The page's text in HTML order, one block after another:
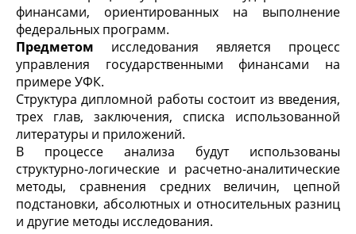
финансами, ориентированных на выполнение
федеральных программ.
Предметом исследования является процесс
управления государственными финансами на
примере УФК.
Структура дипломной работы состоит из введения,
трех глав, заключения, списка использованной
литературы и приложений.
В процессе анализа будут использованы
структурно-логические и расчетно-аналитические
методы, сравнения средних величин, цепной
подстановки, абсолютных и относительных разниц
и другие методы исследования.